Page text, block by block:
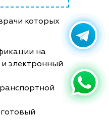
которых
на
электронный